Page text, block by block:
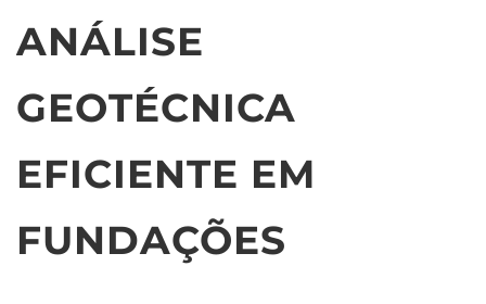
ANÁLISE
GEOTÉCNICA
EFICIENTE EM
FUNDAÇÕES